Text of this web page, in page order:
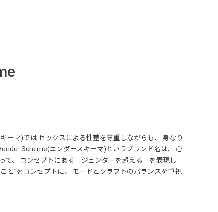
ーマ)では セックスによる性差を尊重しながらも、 身なり
Scheme(エンダースキーマ)というブランド名は、 心
、 コンセプトにある「ジェンダーを超える」を表現し
と”をコンセプトに、 モードとクラフトのバランスを重視